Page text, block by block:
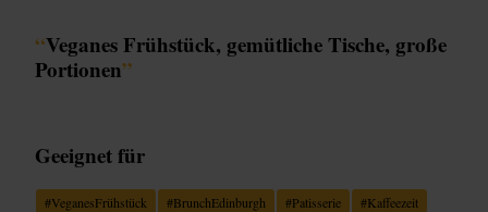
“Veganes Frühstück, gemütliche Tische, große
Portionen”
Geeignet für
#VeganesFrühstück #BrunchEdinburgh #Patisserie #Kaffeezeit